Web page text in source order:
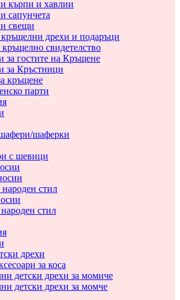
кърпи и хавлии
сапунчета
свещи
дрехи и подаръци
свидетелство
за гостите на Кръщене
за Кръстници
кръщене
парти
шаферки
с шевици
стил
стил
дрехи
за коса
детски дрехи за момиче
детски дрехи за момче